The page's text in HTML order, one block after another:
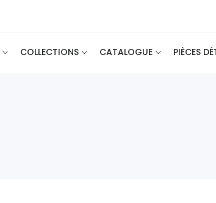
COLLECTIONS CATALOGUE PIÈCES